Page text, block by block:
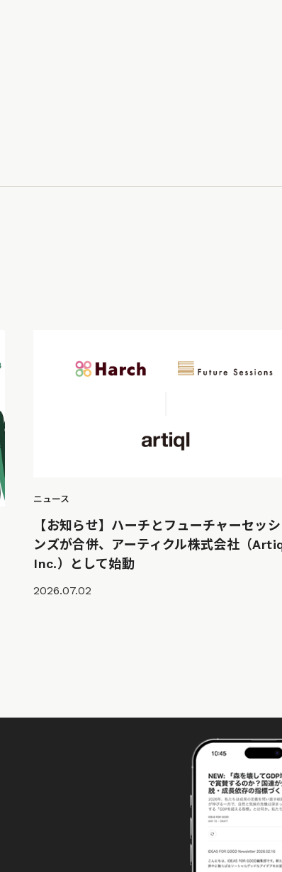
ニュース
【お知らせ】ハーチとフューチャーセッシ
ンズが合併、アーティクル株式会社（
Inc.）として始動
2026.07.02